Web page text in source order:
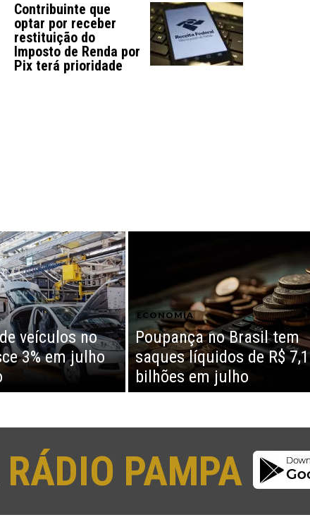
Contribuinte que
optar por receber
restituição do
Imposto de Renda por
Pix terá prioridade
veículos no
3% em julho
ECONOMIA
Poupança no Brasil tem
saques líquidos de R$ 7,1
bilhões em julho
RÁDIO PAMPA